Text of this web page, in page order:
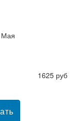
Мая
1625 руб